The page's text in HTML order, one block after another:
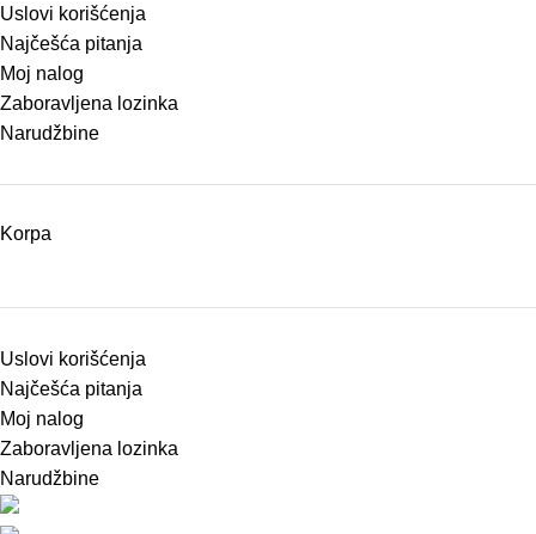
Uslovi korišćenja
Najčešća pitanja
Moj nalog
Zaboravljena lozinka
Narudžbine
Korpa
Uslovi korišćenja
Najčešća pitanja
Moj nalog
Zaboravljena lozinka
Narudžbine